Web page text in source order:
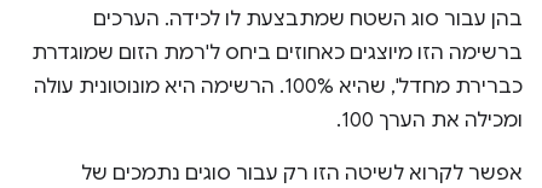
בהן עבור סוג השטח שמתבצעת לו לכידה. הערכים
ברשימה הזו מיוצגים כאחוזים ביחס ל'רמת הזום שמוגדרת
כברירת מחדל', שהיא 100%. הרשימה היא מונוטונית עולה
ומכילה את הערך 100.
אפשר לקרוא לשיטה הזו רק עבור סוגים נתמכים של